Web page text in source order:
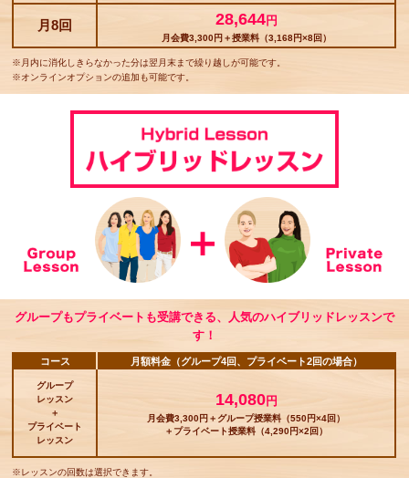
月8回 28,644円
月会費3,300円＋授業料（3,168円×8回）
※月内に消化しきらなかった分は翌月末まで繰り越しが可能です。
※オンラインオプションの追加も可能です。
グループもプライベートも受講できる、人気のハイブリッドレッスンで
す！
コース 月額料金（グループ4回、プライベート2回の場合）
グループ
レッスン
＋
プライベート
レッスン
14,080円
月会費3,300円＋グループ授業料（550円×4回）
＋プライベート授業料（4,290円×2回）
※レッスンの回数は選択できます。